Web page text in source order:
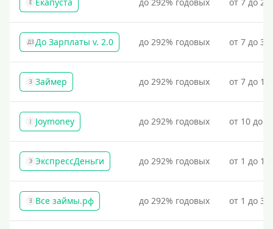
Е
ДЗ До Зарплаты v. 2.0 до 292% годовых от 7 до
З Займер до 292% годовых от 7 до
J Joymoney до 292% годовых от 10 до
Э ЭкспрессДеньги до 292% годовых от 1 до
З Все займы.рф до 292% годовых от 1 до